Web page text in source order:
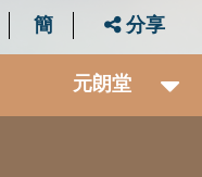
簡 分享
元朗堂